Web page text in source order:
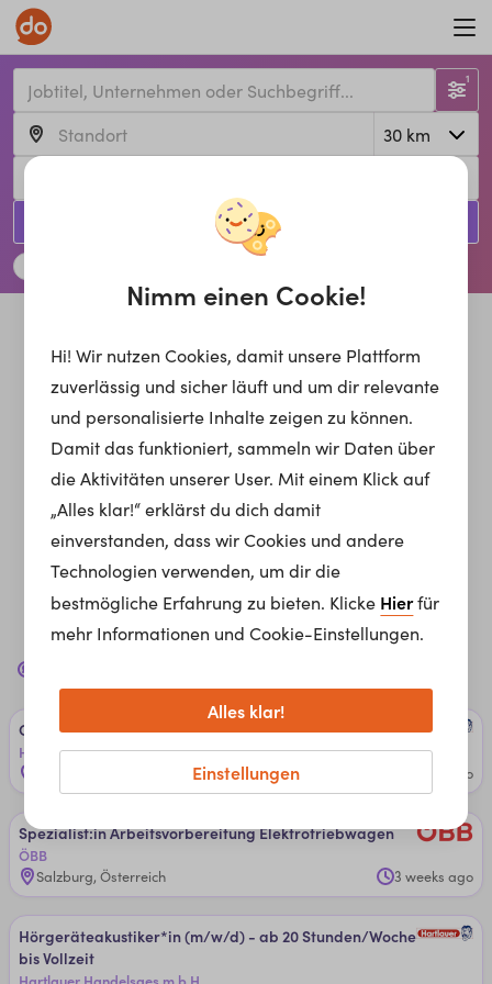
1
Jetzt suchen!
Op­ti­ker*in - Aus­bil­dun­g (m/w/d)
Hartlauer Handelsges.m.b.H.
3 weeks ago
Spe­zia­lis­t:in ­Ar­beits­vor­be­rei­tun­g ­Elek­tro­trieb­wa­gen
ÖBB
Salzburg, Österreich 3 weeks ago
Hör­ge­rä­teakus­ti­ker*in (m/w/d) - a­b 20 ­Stun­den/­Wo­che
­bis ­Voll­zeit
Hartlauer Handelsges.m.b.H.
Nimm einen Cookie!
Hi! Wir nutzen Cookies, damit unsere Plattform
zuverlässig und sicher läuft und um dir relevante
und personalisierte Inhalte zeigen zu können.
Damit das funktioniert, sammeln wir Daten über
die Aktivitäten unserer User. Mit einem Klick auf
„Alles klar!“ erklärst du dich damit
einverstanden, dass wir Cookies und andere
Technologien verwenden, um dir die
bestmögliche Erfahrung zu bieten. Klicke Hierfür
mehr Informationen und Cookie-Einstellungen.
Einstellungen
Alles klar!